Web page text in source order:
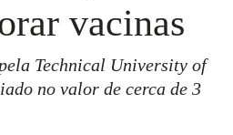
vacinas
Technical University of
no valor de cerca de 3